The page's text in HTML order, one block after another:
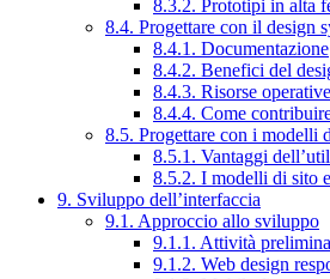
8.3.2. Prototipi in alta
8.4. Progettare con il design
8.4.1. Documentazione
8.4.2. Benefici del
8.4.3. Risorse operative
8.4.4. Come
8.5. Progettare con i modelli
8.5.1. Vantaggi
8.5.2. I modelli di sito
9. Sviluppo dell’interfaccia
9.1. Approccio allo sviluppo
9.1.1. Attività
9.1.2. Web design